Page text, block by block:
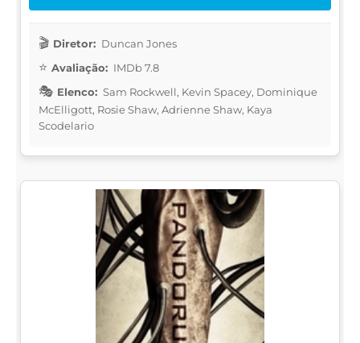
Diretor: Duncan Jones
Avaliação: IMDb 7.8
Elenco: Sam Rockwell, Kevin Spacey, Dominique
McElligott, Rosie Shaw, Adrienne Shaw, Kaya
Scodelario